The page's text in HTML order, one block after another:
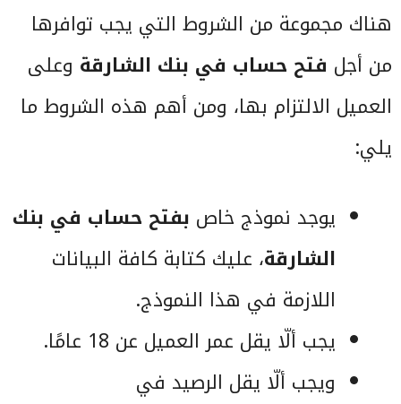
هناك مجموعة من الشروط التي يجب توافرها
من أجل فتح حساب في بنك الشارقة وعلى
العميل الالتزام بها، ومن أهم هذه الشروط ما
يلي:
يوجد نموذج خاص بفتح حساب في بنك
الشارقة، عليك كتابة كافة البيانات
اللازمة في هذا النموذج.
يجب ألّا يقل عمر العميل عن 18 عامًا.
ويجب ألّا يقل الرصيد في